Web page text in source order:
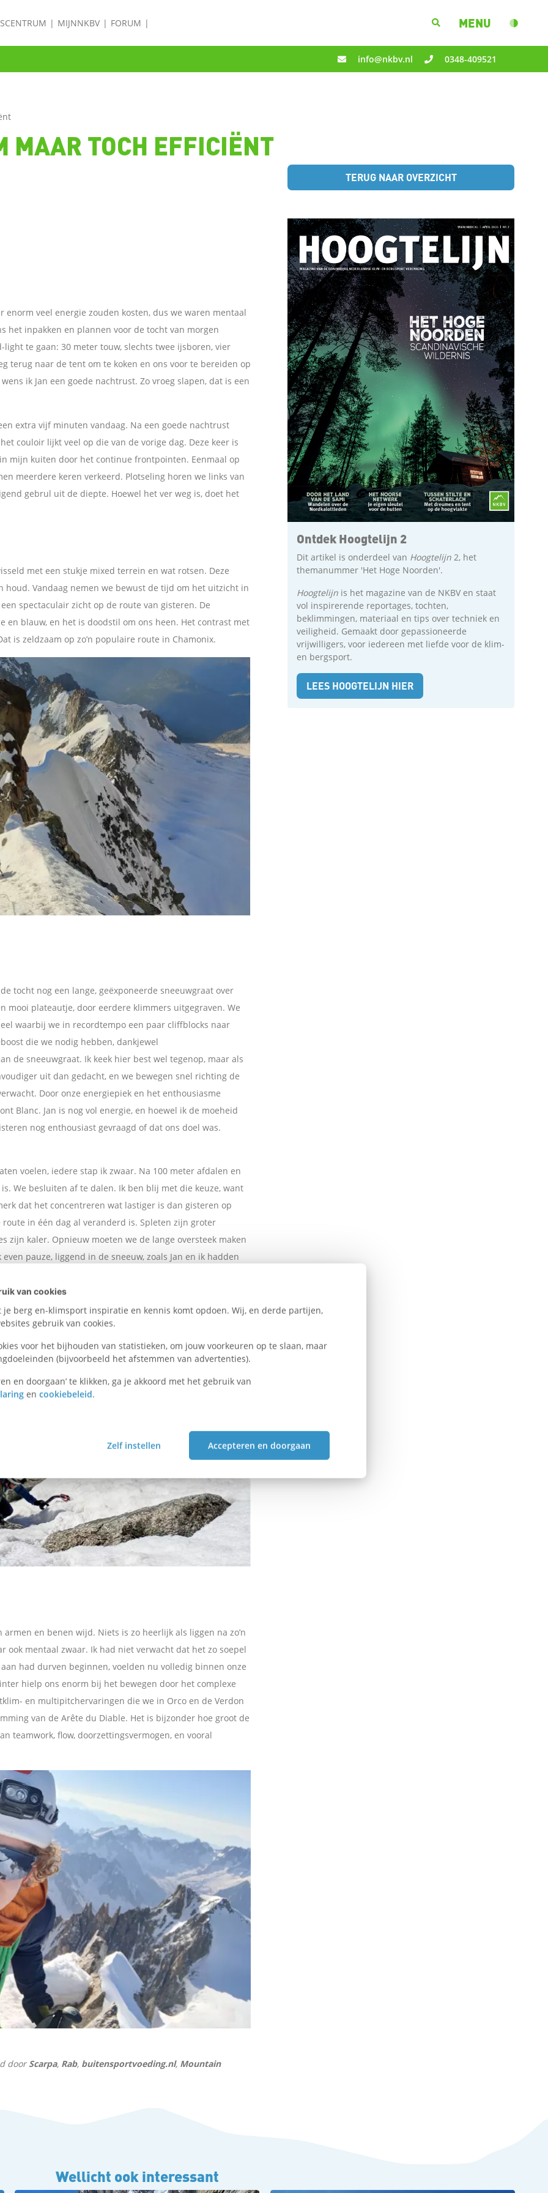
van cookies
je berg en-klimsport inspiratie en kennis komt opdoen. Wij, en derde partijen,
gebruik van cookies.
voor het bijhouden van statistieken, om jouw voorkeuren op te slaan, maar
(bijvoorbeeld het afstemmen van advertenties).
en doorgaan’ te klikken, ga je akkoord met het gebruik van
en cookiebeleid.
Zelf instellen Accepteren en doorgaan
MIJNNKBV FORUM MENU
info@nkbv.nl 0348-409521
MAAR TOCH EFFICIËNT
veel energie zouden kosten, dus we waren mentaal
het inpakken en plannen voor de tocht van morgen
te gaan: 30 meter touw, slechts twee ijsboren, vier
terug naar de tent om te koken en ons voor te bereiden op
ik Jan een goede nachtrust. Zo vroeg slapen, dat is een
extra vijf minuten vandaag. Na een goede nachtrust
couloir lijkt veel op die van de vorige dag. Deze keer is
mijn kuiten door het continue frontpointen. Eenmaal op
meerdere keren verkeerd. Plotseling horen we links van
gebrul uit de diepte. Hoewel het ver weg is, doet het
met een stukje mixed terrein en wat rotsen. Deze
Vandaag nemen we bewust de tijd om het uitzicht in
spectaculair zicht op de route van gisteren. De
en blauw, en het is doodstil om ons heen. Het contrast met
is zeldzaam op zo’n populaire route in Chamonix.
tocht nog een lange, geëxponeerde sneeuwgraat over
mooi plateautje, door eerdere klimmers uitgegraven. We
waarbij we in recordtempo een paar cliffblocks naar
die we nodig hebben, dankjewel
de sneeuwgraat. Ik keek hier best wel tegenop, maar als
uit dan gedacht, en we bewegen snel richting de
Door onze energiepiek en het enthousiasme
Blanc. Jan is nog vol energie, en hoewel ik de moeheid
nog enthousiast gevraagd of dat ons doel was.
voelen, iedere stap ik zwaar. Na 100 meter afdalen en
We besluiten af te dalen. Ik ben blij met die keuze, want
dat het concentreren wat lastiger is dan gisteren op
in één dag al veranderd is. Spleten zijn groter
zijn kaler. Opnieuw moeten we de lange oversteek maken
pauze, liggend in de sneeuw, zoals Jan en ik hadden
aan de vermoeidheid die de afgelopen twee dagen is
en benen wijd. Niets is zo heerlijk als liggen na zo’n
ook mentaal zwaar. Ik had niet verwacht dat het zo soepel
had durven beginnen, voelden nu volledig binnen onze
hielp ons enorm bij het bewegen door het complexe
en multipitchervaringen die we in Orco en de Verdon
van de Arête du Diable. Het is bijzonder hoe groot de
teamwork, flow, doorzettingsvermogen, en vooral
door Scarpa, Rab, buitensportvoeding.nl, Mountain
TERUG NAAR OVERZICHT
Ontdek Hoogtelijn 2
Dit artikel is onderdeel van Hoogtelijn 2, het
themanummer 'Het Hoge Noorden'.
Hoogtelijn is het magazine van de NKBV en staat
vol inspirerende reportages, tochten,
beklimmingen, materiaal en tips over techniek en
veiligheid. Gemaakt door gepassioneerde
vrijwilligers, voor iedereen met liefde voor de klim-
en bergsport.
LEES HOOGTELIJN HIER
Wellicht ook interessant